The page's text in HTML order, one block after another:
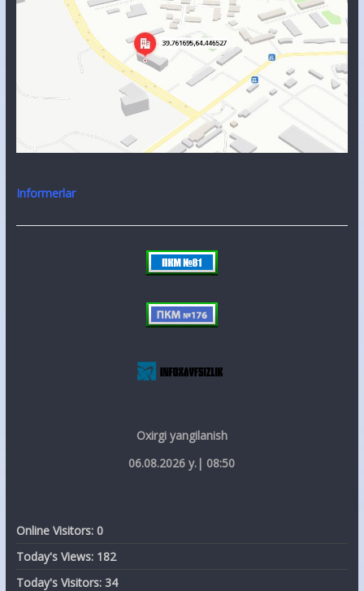
Informerlar
Oxirgi yangilanish
06.08.2026 y.| 08:50
Online Visitors: 0
Today's Views: 182
Today's Visitors: 34